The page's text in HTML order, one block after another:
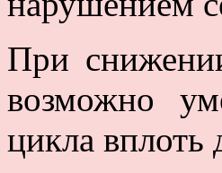
При
возможно
цикла вплоть